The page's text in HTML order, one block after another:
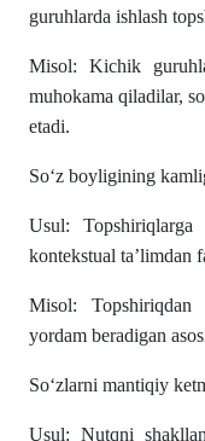
guruhlarda ishlash
Misol: Kichik
muhokama qiladilar,
etadi.
So‘z boyligining
Usul: Topshiriqlarga
kontekstual ta’limdan
Misol: Topshiriqdan
yordam beradigan
So‘zlarni mantiqiy
Usul: Nutqni